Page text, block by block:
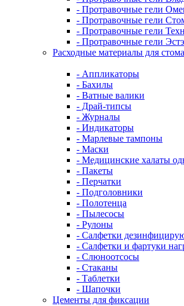
- Протравочные гели
- Протравочные гели
- Протравочные гели
- Протравочные гели
Расходные материалы для
- Аппликаторы
- Бахилы
- Ватные валики
- Драй-типсы
- Журналы
- Индикаторы
- Марлевые тампоны
- Маски
- Медицинские халаты
- Пакеты
- Перчатки
- Подголовники
- Полотенца
- Пылесосы
- Рулоны
- Салфетки
- Салфетки и фартуки
- Слюноотсосы
- Стаканы
- Таблетки
- Шапочки
Цементы для фиксации